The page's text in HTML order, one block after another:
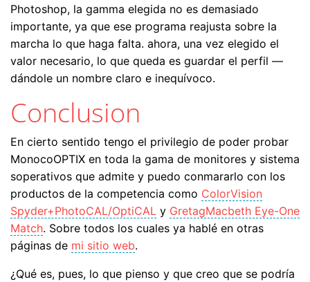
Photoshop, la gamma elegida no es demasiado
importante, ya que ese programa reajusta sobre la
marcha lo que haga falta. ahora, una vez elegido el
valor necesario, lo que queda es guardar el perfil —
dándole un nombre claro e inequívoco.
Conclusion
En cierto sentido tengo el privilegio de poder probar
MonocoOPTIX en toda la gama de monitores y sistema
soperativos que admite y puedo conmararlo con los
productos de la competencia como ColorVision
Spyder+PhotoCAL/OptiCAL y GretagMacbeth Eye-One
Match. Sobre todos los cuales ya hablé en otras
páginas de mi sitio web.
¿Qué es, pues, lo que pienso y que creo que se podría